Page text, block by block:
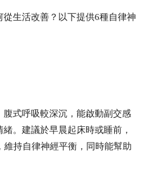
從生活改善？以下提供6種自律神
式呼吸較深沉，能啟動副交感
。建議於早晨起床時或睡前，
維持自律神經平衡，同時能幫助